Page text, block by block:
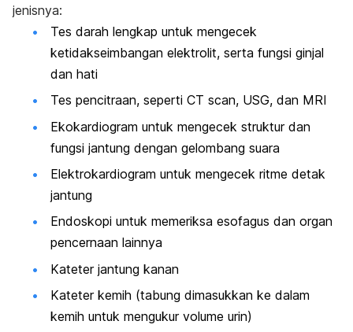
jenisnya:
Tes darah lengkap untuk mengecek
ketidakseimbangan elektrolit, serta fungsi ginjal
dan hati
Tes pencitraan, seperti CT scan, USG, dan MRI
Ekokardiogram untuk mengecek struktur dan
fungsi jantung dengan gelombang suara
Elektrokardiogram untuk mengecek ritme detak
jantung
Endoskopi untuk memeriksa esofagus dan organ
pencernaan lainnya
Kateter jantung kanan
Kateter kemih (tabung dimasukkan ke dalam
kemih untuk mengukur volume urin)